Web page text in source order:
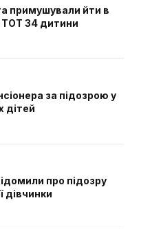
примушували йти в
ТОТ 34 дитини
за підозрою у
дітей
про підозру
дівчинки